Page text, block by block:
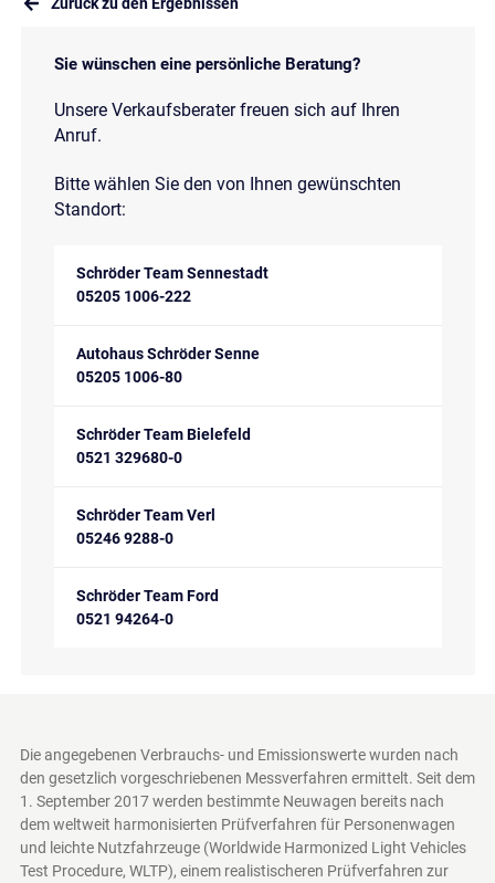
Sie wünschen eine persönliche Beratung?
Unsere Verkaufsberater freuen sich auf Ihren
Anruf.
Bitte wählen Sie den von Ihnen gewünschten
Standort:
Schröder Team Sennestadt
05205 1006-222
Autohaus Schröder Senne
05205 1006-80
Schröder Team Bielefeld
0521 329680-0
Schröder Team Verl
05246 9288-0
Schröder Team Ford
0521 94264-0
Die angegebenen Verbrauchs- und Emissionswerte wurden nach
den gesetzlich vorgeschriebenen Messverfahren ermittelt. Seit dem
1. September 2017 werden bestimmte Neuwagen bereits nach
dem weltweit harmonisierten Prüfverfahren für Personenwagen
und leichte Nutzfahrzeuge (Worldwide Harmonized Light Vehicles
Test Procedure, WLTP), einem realistischeren Prüfverfahren zur